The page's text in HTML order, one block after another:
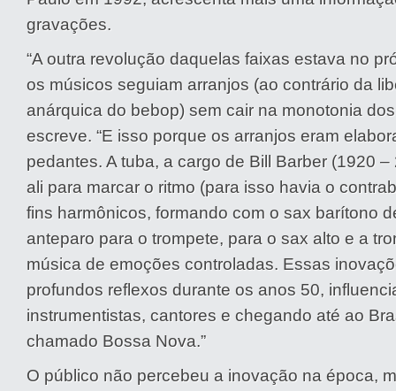
gravações.
“A outra revolução daquelas faixas estava no
os músicos seguiam arranjos (ao contrário da
anárquica do bebop) sem cair na monotonia
escreve. “E isso porque os arranjos eram
pedantes. A tuba, a cargo de Bill Barber (1920
ali para marcar o ritmo (para isso havia o
fins harmônicos, formando com o sax barítono
anteparo para o trompete, para o sax alto e a
música de emoções controladas. Essas
profundos reflexos durante os anos 50,
instrumentistas, cantores e chegando até ao
chamado Bossa Nova.”
O público não percebeu a inovação na época,